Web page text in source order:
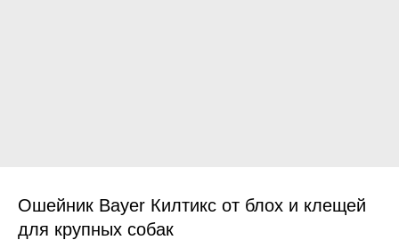
Ошейник Bayer Килтикс от блох и клещей
для крупных собак